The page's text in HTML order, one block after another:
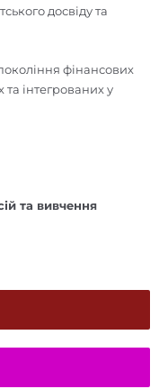
досвіду та
фінансових
та інтегрованих у
та вивчення